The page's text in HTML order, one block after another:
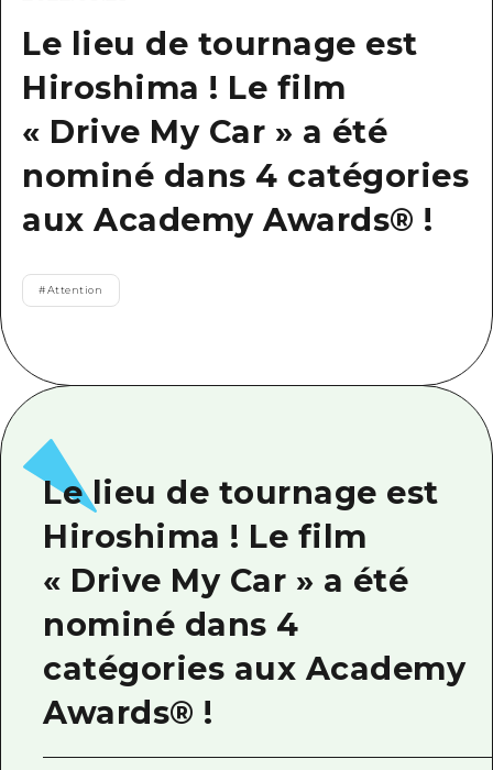
Guide bénévole
Vidéo d'Hiroshima
FAQ
Téléchargement de Photos
Informations sur le transport en
Le lieu de tournage est
Hiroshima ! Le film
« Drive My Car » a été
nominé dans 4 catégories
aux Academy Awards® !
#Attention
Le lieu de tournage est
Hiroshima ! Le film
« Drive My Car » a été
nominé dans 4
catégories aux Academy
Awards® !